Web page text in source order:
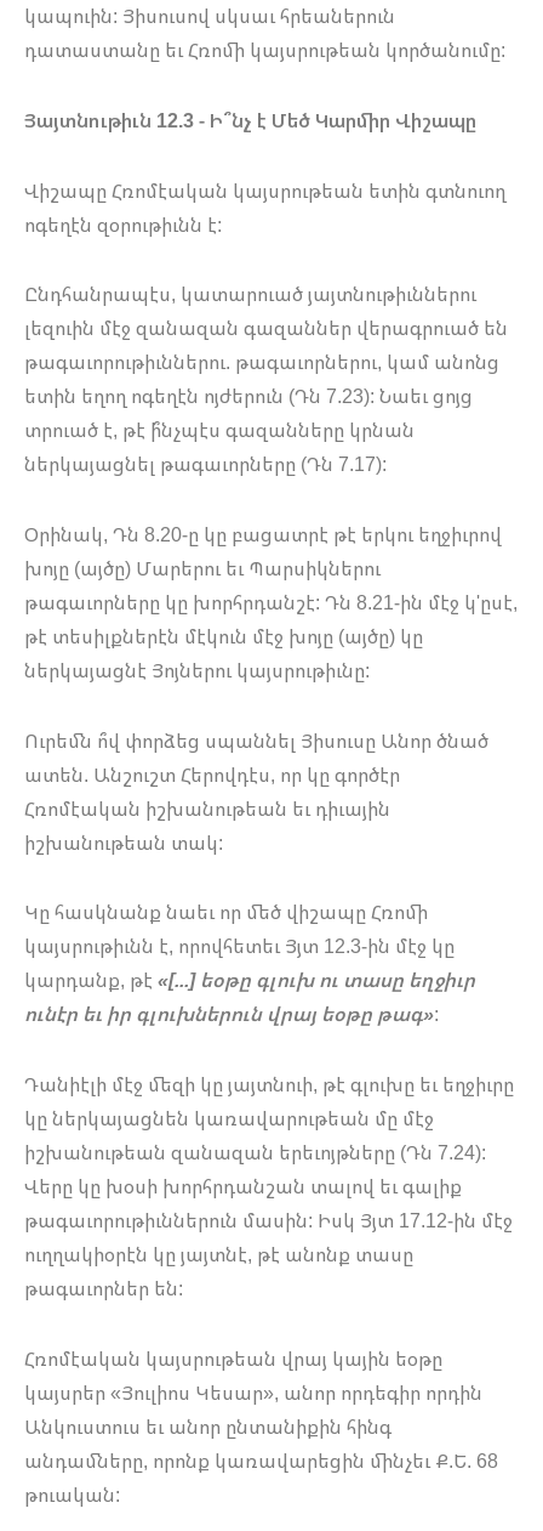
կապուին: Յիսուսով սկսաւ հրեաներուն
դատաստանը եւ Հռոմի կայսրութեան կործանումը:
Յայտնութիւն 12.3 - Ի՞նչ է Մեծ Կարմիր Վիշապը
Վիշապը Հռոմէական կայսրութեան ետին գտնուող
ոգեղէն զօրութիւնն է:
Ընդհանրապէս, կատարուած յայտնութիւններու
լեզուին մէջ զանազան գազաններ վերագրուած են
թագաւորութիւններու. թագաւորներու, կամ անոնց
ետին եղող ոգեղէն ոյժերուն (Դն 7.23): Նաեւ ցոյց
տրուած է, թէ ի՞նչպէս գազանները կրնան
ներկայացնել թագաւորները (Դն 7.17):
Օրինակ, Դն 8.20-ը կը բացատրէ թէ երկու եղջիւրով
խոյը (այծը) Մարերու եւ Պարսիկներու
թագաւորները կը խորհրդանշէ: Դն 8.21-ին մէջ կ'ըսէ,
թէ տեսիլքներէն մէկուն մէջ խոյը (այծը) կը
ներկայացնէ Յոյներու կայսրութիւնը:
Ուրեմն ո՞վ փորձեց սպաննել Յիսուսը Անոր ծնած
ատեն. Անշուշտ Հերովդէս, որ կը գործէր
Հռոմէական իշխանութեան եւ դիւային
իշխանութեան տակ:
Կը հասկնանք նաեւ որ մեծ վիշապը Հռոմի
կայսրութիւնն է, որովհետեւ Յյտ 12.3-ին մէջ կը
կարդանք, թէ «[...] եօթը գլուխ ու տասը եղջիւր
ունէր եւ իր գլուխներուն վրայ եօթը թագ»:
Դանիէլի մէջ մեզի կը յայտնուի, թէ գլուխը եւ եղջիւրը
կը ներկայացնեն կառավարութեան մը մէջ
իշխանութեան զանազան երեւոյթները (Դն 7.24):
Վերը կը խօսի խորհրդանշան տալով եւ գալիք
թագաւորութիւններուն մասին: Իսկ Յյտ 17.12-ին մէջ
ուղղակիօրէն կը յայտնէ, թէ անոնք տասը
թագաւորներ են:
Հռոմէական կայսրութեան վրայ կային եօթը
կայսրեր «Յուլիոս Կեսար», անոր որդեգիր որդին
Անկուստուս եւ անոր ընտանիքին հինգ
անդամները, որոնք կառավարեցին մինչեւ Ք.Ե. 68
թուական: